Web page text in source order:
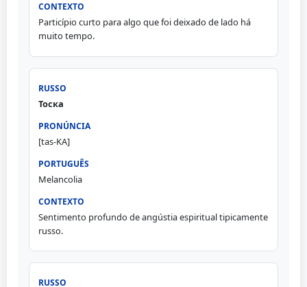
Particípio curto para algo que foi deixado de lado há
muito tempo.
Тоска
[tas-KA]
Melancolia
Sentimento profundo de angústia espiritual tipicamente
russo.